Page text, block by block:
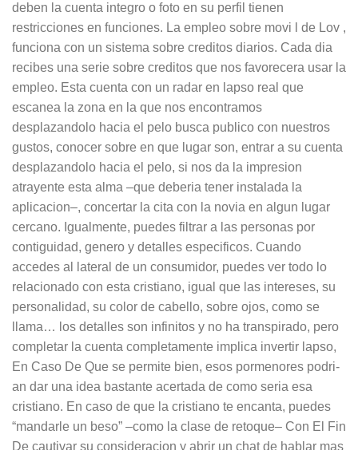
deben la cuenta integro o foto en su perfil tienen
restricciones en funciones. La empleo sobre movi l de Lov ,
funciona con un sistema sobre creditos diarios. Cada dia
recibes una serie sobre creditos que nos favorecera usar la
empleo. Esta cuenta con un radar en lapso real que
escanea la zona en la que nos encontramos
desplazandolo hacia el pelo busca publico con nuestros
gustos, conocer sobre en que lugar son, entrar a su cuenta
desplazandolo hacia el pelo, si nos da la impresion
atrayente esta alma –que deberia tener instalada la
aplicacion–, concertar la cita con la novia en algun lugar
cercano. Igualmente, puedes filtrar a las personas por
contiguidad, genero y detalles especificos. Cuando
accedes al lateral de un consumidor, puedes ver todo lo
relacionado con esta cristiano, igual que las intereses, su
personalidad, su color de cabello, sobre ojos, como se
llama… los detalles son infinitos y no ha transpirado, pero
completar la cuenta completamente implica invertir lapso,
En Caso De Que se permite bien, esos pormenores podri­
an dar una idea bastante acertada de como seri­a esa
cristiano. En caso de que la cristiano te encanta, puedes
“mandarle un beso” –como la clase de retoque– Con El Fin
De cautivar su consideracion y abrir un chat de hablar mas